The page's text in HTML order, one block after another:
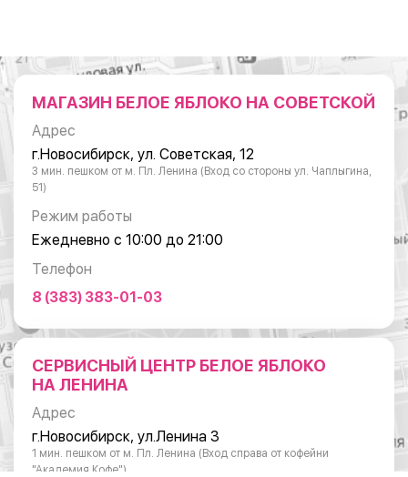
МАГАЗИН БЕЛОЕ ЯБЛОКО НА СОВЕТСКОЙ
Адрес
г.Новосибирск, ул. Советская, 12
3 мин. пешком от м. Пл. Ленина (Вход со стороны ул. Чаплыгина,
51)
Режим работы
Ежедневно с 10:00 до 21:00
Телефон
8 (383) 383-01-03
СЕРВИСНЫЙ ЦЕНТР БЕЛОЕ ЯБЛОКО
НА ЛЕНИНА
Адрес
г.Новосибирск, ул.Ленина 3
1 мин. пешком от м. Пл. Ленина (Вход справа от кофейни
"Академия Кофе")